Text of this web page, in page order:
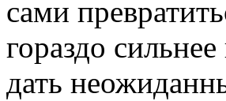
сами
гораздо
дать